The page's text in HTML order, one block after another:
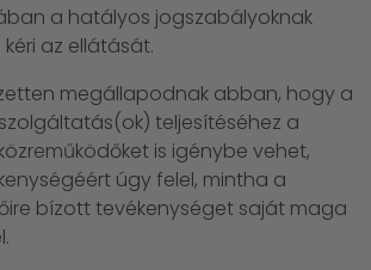
a hatályos jogszabályoknak
az ellátását.
megállapodnak abban, hogy a
teljesítéséhez a
is igénybe vehet,
úgy felel, mintha a
bízott tevékenységet saját maga